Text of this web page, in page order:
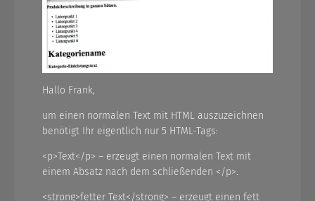
Hallo Frank,
um einen normalen Text mit HTML auszuzeichnen
benötigt Ihr eigentlich nur 5 HTML-Tags:
<p>Text</p> – erzeugt einen normalen Text mit
einem Absatz nach dem schließenden </p>.
<strong>fetter Text</strong> – erzeugt einen fett